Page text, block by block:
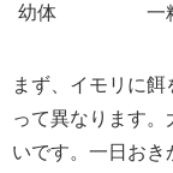
幼体 一
まず、イモリに
って異なります
いです。一日おき